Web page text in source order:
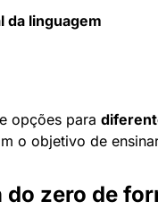
da linguagem
opções para
o objetivo de
do zero de